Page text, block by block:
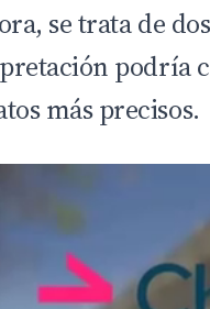
se trata de
podría
más precisos.